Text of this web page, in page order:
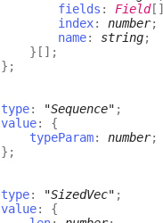
fields : Field[]
index: number;
name: string;
} [] ;
} ;
type: "Sequence" ;
value: {
typeParam: number;
} ;
type: "SizedVec" ;
value: {